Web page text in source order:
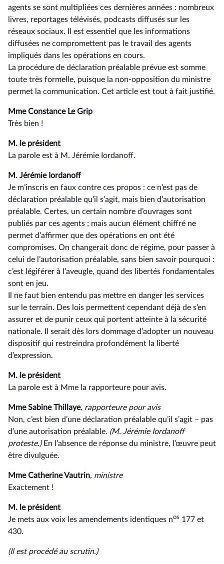
agents se sont multipliées ces dernières années : nombreux
livres, reportages télévisés, podcasts diffusés sur les
réseaux sociaux. Il est essentiel que les informations
diffusées ne compromettent pas le travail des agents
impliqués dans les opérations en cours.
La procédure de déclaration préalable prévue est somme
toute très formelle, puisque la non-opposition du ministre
permet la communication. Cet article est tout à fait justifié.
Mme Constance Le Grip
Très bien !
M. le président
La parole est à M. Jérémie Iordanoff.
M. Jérémie Iordanoff
Je m’inscris en faux contre ces propos : ce n’est pas de
déclaration préalable qu’il s’agit, mais bien d’autorisation
préalable. Certes, un certain nombre d’ouvrages sont
publiés par ces agents ; mais aucun élément chiffré ne
permet d’affirmer que des opérations en ont été
compromises. On changerait donc de régime, pour passer à
celui de l’autorisation préalable, sans bien savoir pourquoi :
c’est légiférer à l’aveugle, quand des libertés fondamentales
sont en jeu.
Il ne faut bien entendu pas mettre en danger les services
sur le terrain. Des lois permettent cependant déjà de s’en
assurer et de punir ceux qui portent atteinte à la sécurité
nationale. Il serait dès lors dommage d’adopter un nouveau
dispositif qui restreindra profondément la liberté
d’expression.
M. le président
La parole est à Mme la rapporteure pour avis.
Mme Sabine Thillaye, rapporteure pour avis
Non, c’est bien d’une déclaration préalable qu’il s’agit –⁠ pas
d’une autorisation préalable. (M. Jérémie Iordanoff
proteste.)En l’absence de réponse du ministre, l’œuvre peut
être divulguée.
Mme Catherine Vautrin, ministre
Exactement !
M. le président
Je mets aux voix les amendements identiques nos 177 et
430.
(Il est procédé au scrutin.)